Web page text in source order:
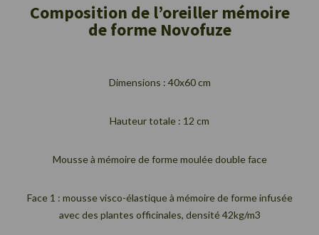
Composition de l’oreiller mémoire
de forme Novofuze
Dimensions : 40x60 cm
Hauteur totale : 12 cm
Mousse à mémoire de forme moulée double face
Face 1 : mousse visco-élastique à mémoire de forme infusée
avec des plantes officinales, densité 42kg/m3